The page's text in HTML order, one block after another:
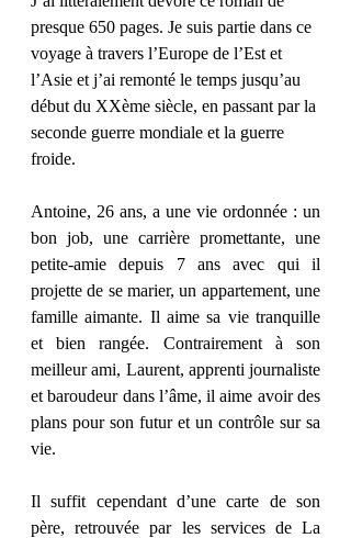
presque 650 pages. Je suis partie dans ce
voyage à travers l’Europe de l’Est et
l’Asie et j’ai remonté le temps jusqu’au
début du XXème siècle, en passant par la
seconde guerre mondiale et la guerre
froide.
Antoine, 26 ans, a une vie ordonnée : un
bon job, une carrière promettante, une
petite-amie depuis 7 ans avec qui il
projette de se marier, un appartement, une
famille aimante. Il aime sa vie tranquille
et bien rangée. Contrairement à son
meilleur ami, Laurent, apprenti journaliste
et baroudeur dans l’âme, il aime avoir des
plans pour son futur et un contrôle sur sa
vie.
Il suffit cependant d’une carte de son
père, retrouvée par les services de La